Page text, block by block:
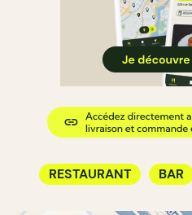
RESTAURANT BAR